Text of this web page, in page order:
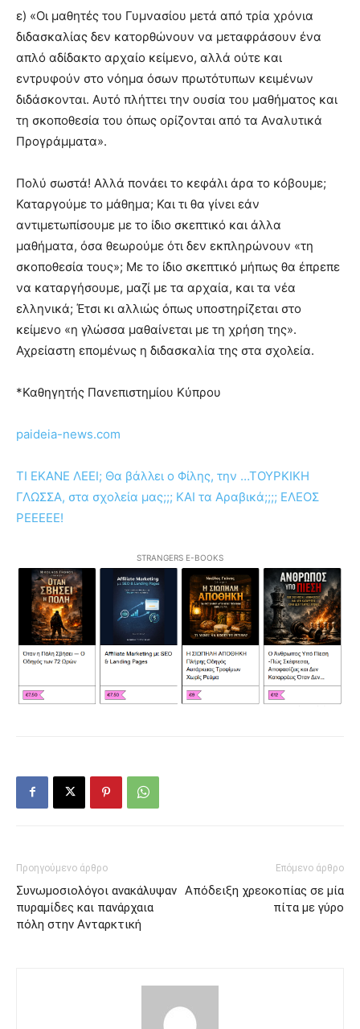
ε) «Οι μαθητές του Γυμνασίου μετά από τρία χρόνια
διδασκαλίας δεν κατορθώνουν να μεταφράσουν ένα
απλό αδίδακτο αρχαίο κείμενο, αλλά ούτε και
εντρυφούν στο νόημα όσων πρωτότυπων κειμένων
διδάσκονται. Αυτό πλήττει την ουσία του μαθήματος και
τη σκοποθεσία του όπως ορίζονται από τα Αναλυτικά
Προγράμματα».
Πολύ σωστά! Αλλά πονάει το κεφάλι άρα το κόβουμε;
Καταργούμε το μάθημα; Και τι θα γίνει εάν
αντιμετωπίσουμε με το ίδιο σκεπτικό και άλλα
μαθήματα, όσα θεωρούμε ότι δεν εκπληρώνουν «τη
σκοποθεσία τους»; Με το ίδιο σκεπτικό μήπως θα έπρεπε
να καταργήσουμε, μαζί με τα αρχαία, και τα νέα
ελληνικά; Έτσι κι αλλιώς όπως υποστηρίζεται στο
κείμενο «η γλώσσα μαθαίνεται με τη χρήση της».
Αχρείαστη επομένως η διδασκαλία της στα σχολεία.
*Καθηγητής Πανεπιστημίου Κύπρου
paideia-news.com
ΤΙ ΕΚΑΝΕ ΛΕΕΙ; Θα βάλλει ο Φίλης, την …ΤΟΥΡΚΙΚΗ
ΓΛΩΣΣΑ, στα σχολεία μας;;; ΚΑΙ τα Αραβικά;;;; ΕΛΕΟΣ
ΡΕΕΕΕΕ!
STRANGERS E-BOOKS
Προηγούμενο άρθρο
Συνωμοσιολόγοι ανακάλυψαν
πυραμίδες και πανάρχαια
πόλη στην Ανταρκτική
Επόμενο άρθρο
Απόδειξη χρεοκοπίας σε μία
πίτα με γύρο